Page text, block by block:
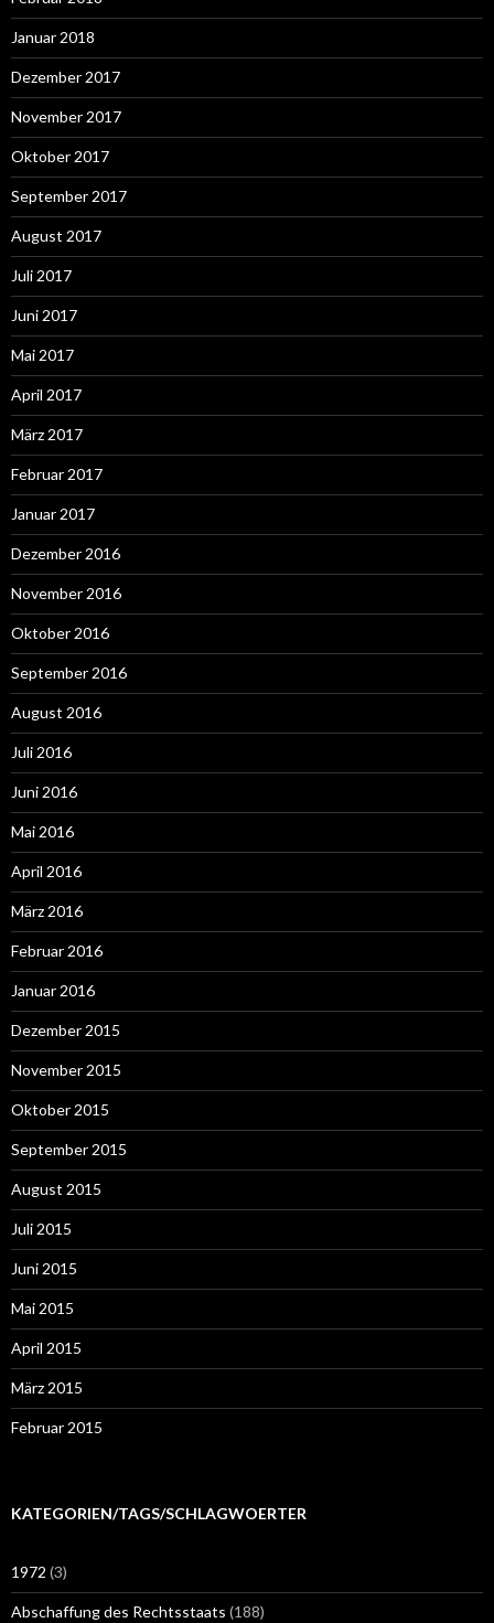
Januar 2018
Dezember 2017
November 2017
Oktober 2017
September 2017
August 2017
Juli 2017
Juni 2017
Mai 2017
April 2017
März 2017
Februar 2017
Januar 2017
Dezember 2016
November 2016
Oktober 2016
September 2016
August 2016
Juli 2016
Juni 2016
Mai 2016
April 2016
März 2016
Februar 2016
Januar 2016
Dezember 2015
November 2015
Oktober 2015
September 2015
August 2015
Juli 2015
Juni 2015
Mai 2015
April 2015
März 2015
Februar 2015
KATEGORIEN/TAGS/SCHLAGWOERTER
1972 (3)
Abschaffung des Rechtsstaats (188)